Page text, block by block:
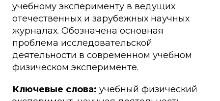
учебному эксперименту в ведущих
отечественных и зарубежных научных
журналах. Обозначена основная
проблема исследовательской
деятельности в современном учебном
физическом эксперименте.
Ключевые слова: учебный физический